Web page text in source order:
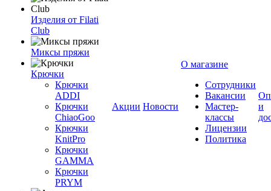
Изделия от Filati
Club
Миксы пряжи
Крючки
Крючки
ADDI
Крючки
ChiaoGoo
Крючки
KnitPro
Крючки
GAMMA
Крючки
PRYM
Акции Новости
О магазине
Сотрудники
Вакансии
Мастер-
классы
Лицензии
Политика
и